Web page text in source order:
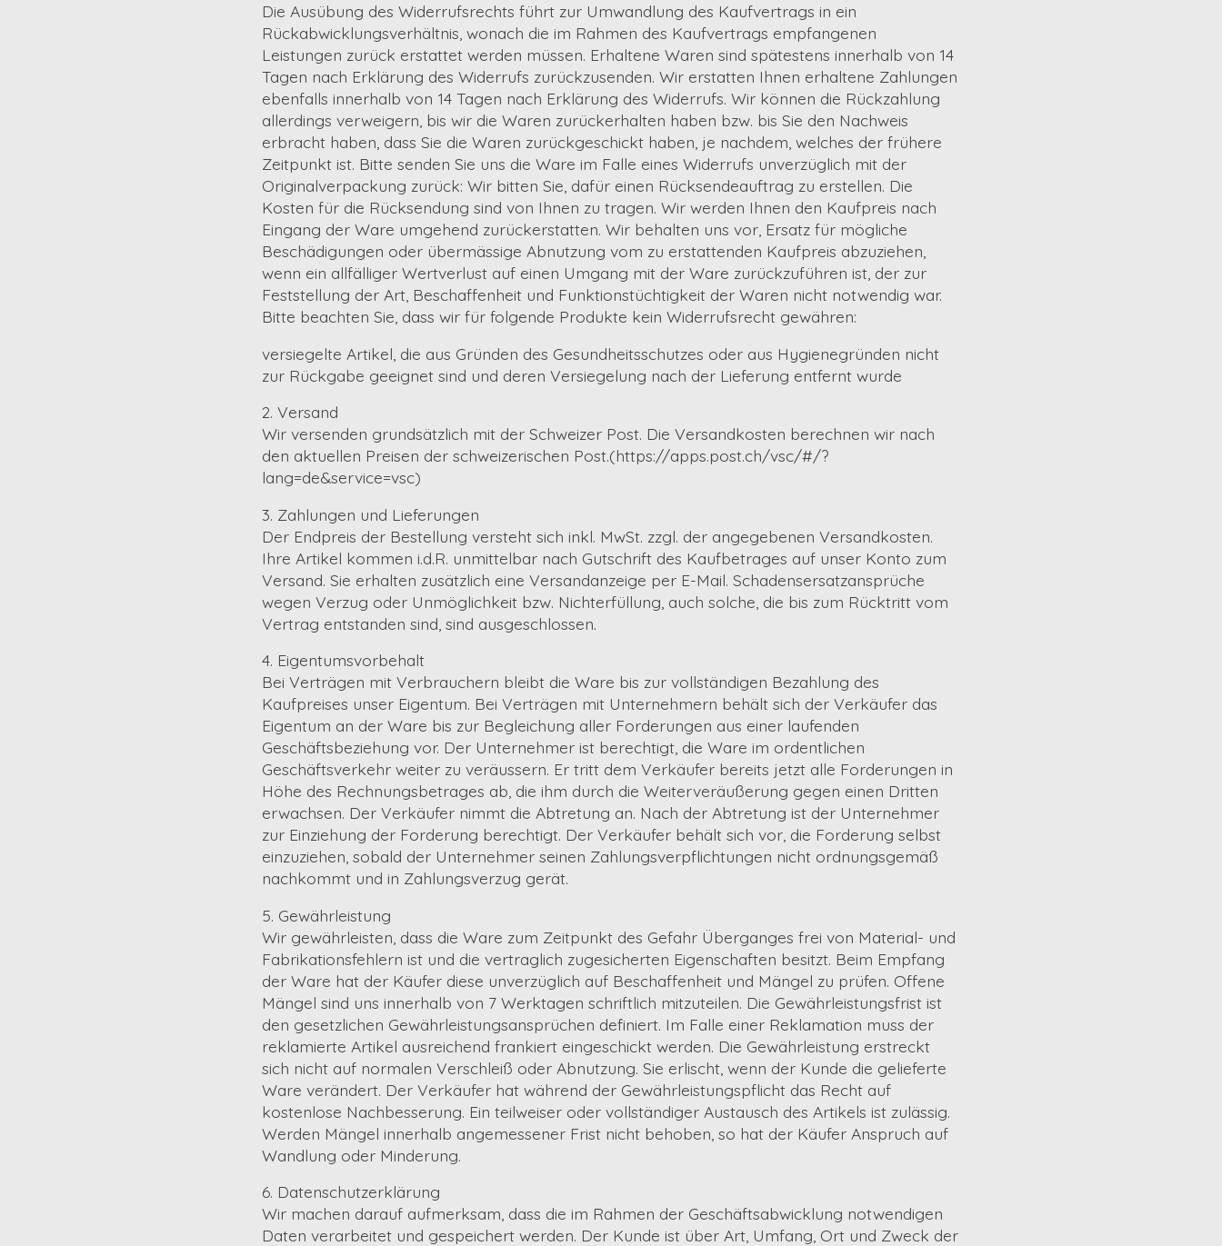
Die Ausübung des Widerrufsrechts führt zur Umwandlung des Kaufvertrags in ein
Rückabwicklungsverhältnis, wonach die im Rahmen des Kaufvertrags empfangenen
Leistungen zurück erstattet werden müssen. Erhaltene Waren sind spätestens innerhalb von 14
Tagen nach Erklärung des Widerrufs zurückzusenden. Wir erstatten Ihnen erhaltene Zahlungen
ebenfalls innerhalb von 14 Tagen nach Erklärung des Widerrufs. Wir können die Rückzahlung
allerdings verweigern, bis wir die Waren zurückerhalten haben bzw. bis Sie den Nachweis
erbracht haben, dass Sie die Waren zurückgeschickt haben, je nachdem, welches der frühere
Zeitpunkt ist. Bitte senden Sie uns die Ware im Falle eines Widerrufs unverzüglich mit der
Originalverpackung zurück: Wir bitten Sie, dafür einen Rücksendeauftrag zu erstellen. Die
Kosten für die Rücksendung sind von Ihnen zu tragen. Wir werden Ihnen den Kaufpreis nach
Eingang der Ware umgehend zurückerstatten. Wir behalten uns vor, Ersatz für mögliche
Beschädigungen oder übermässige Abnutzung vom zu erstattenden Kaufpreis abzuziehen,
wenn ein allfälliger Wertverlust auf einen Umgang mit der Ware zurückzuführen ist, der zur
Feststellung der Art, Beschaffenheit und Funktionstüchtigkeit der Waren nicht notwendig war.
Bitte beachten Sie, dass wir für folgende Produkte kein Widerrufsrecht gewähren:
versiegelte Artikel, die aus Gründen des Gesundheitsschutzes oder aus Hygienegründen nicht
zur Rückgabe geeignet sind und deren Versiegelung nach der Lieferung entfernt wurde
2. Versand
Wir versenden grundsätzlich mit der Schweizer Post. Die Versandkosten berechnen wir nach
den aktuellen Preisen der schweizerischen Post.(https://apps.post.ch/vsc/#/?
lang=de&service=vsc)
3. Zahlungen und Lieferungen
Der Endpreis der Bestellung versteht sich inkl. MwSt. zzgl. der angegebenen Versandkosten.
Ihre Artikel kommen i.d.R. unmittelbar nach Gutschrift des Kaufbetrages auf unser Konto zum
Versand. Sie erhalten zusätzlich eine Versandanzeige per E-Mail. Schadensersatzansprüche
wegen Verzug oder Unmöglichkeit bzw. Nichterfüllung, auch solche, die bis zum Rücktritt vom
Vertrag entstanden sind, sind ausgeschlossen.
4. Eigentumsvorbehalt
Bei Verträgen mit Verbrauchern bleibt die Ware bis zur vollständigen Bezahlung des
Kaufpreises unser Eigentum. Bei Verträgen mit Unternehmern behält sich der Verkäufer das
Eigentum an der Ware bis zur Begleichung aller Forderungen aus einer laufenden
Geschäftsbeziehung vor. Der Unternehmer ist berechtigt, die Ware im ordentlichen
Geschäftsverkehr weiter zu veräussern. Er tritt dem Verkäufer bereits jetzt alle Forderungen in
Höhe des Rechnungsbetrages ab, die ihm durch die Weiterveräußerung gegen einen Dritten
erwachsen. Der Verkäufer nimmt die Abtretung an. Nach der Abtretung ist der Unternehmer
zur Einziehung der Forderung berechtigt. Der Verkäufer behält sich vor, die Forderung selbst
einzuziehen, sobald der Unternehmer seinen Zahlungsverpflichtungen nicht ordnungsgemäß
nachkommt und in Zahlungsverzug gerät.
5. Gewährleistung
Wir gewährleisten, dass die Ware zum Zeitpunkt des Gefahr Überganges frei von Material- und
Fabrikationsfehlern ist und die vertraglich zugesicherten Eigenschaften besitzt. Beim Empfang
der Ware hat der Käufer diese unverzüglich auf Beschaffenheit und Mängel zu prüfen. Offene
Mängel sind uns innerhalb von 7 Werktagen schriftlich mitzuteilen. Die Gewährleistungsfrist ist
den gesetzlichen Gewährleistungsansprüchen definiert. Im Falle einer Reklamation muss der
reklamierte Artikel ausreichend frankiert eingeschickt werden. Die Gewährleistung erstreckt
sich nicht auf normalen Verschleiß oder Abnutzung. Sie erlischt, wenn der Kunde die gelieferte
Ware verändert. Der Verkäufer hat während der Gewährleistungspflicht das Recht auf
kostenlose Nachbesserung. Ein teilweiser oder vollständiger Austausch des Artikels ist zulässig.
Werden Mängel innerhalb angemessener Frist nicht behoben, so hat der Käufer Anspruch auf
Wandlung oder Minderung.
6. Datenschutzerklärung
Wir machen darauf aufmerksam, dass die im Rahmen der Geschäftsabwicklung notwendigen
Daten verarbeitet und gespeichert werden. Der Kunde ist über Art, Umfang, Ort und Zweck der